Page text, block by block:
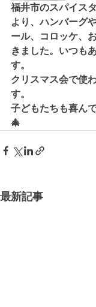
福井市のスパイス
より、ハンバーグ
ール、コロッケ、
きました。いつも
す。
クリスマス会で使
す。
子どもたちも喜ん
🎄
最新記事